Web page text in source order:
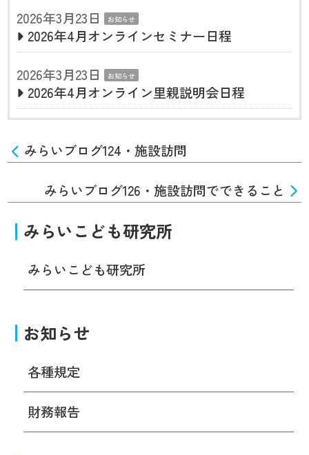
2026年3月23日
お知らせ
2026年4月オンラインセミナー日程
2026年3月23日
お知らせ
2026年4月オンライン里親説明会日程
みらいブログ124・施設訪問
みらいブログ126・施設訪問でできること
みらいこども研究所
みらいこども研究所
お知らせ
各種規定
財務報告